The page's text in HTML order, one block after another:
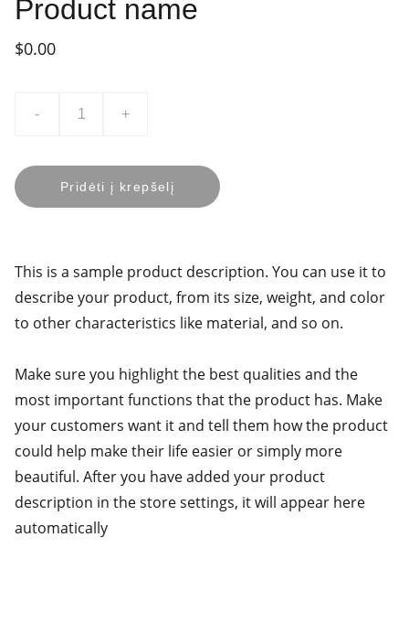
Product name
$0.00
- +
Pridėti į krepšelį
This is a sample product description. You can use it to
describe your product, from its size, weight, and color
to other characteristics like material, and so on.
Make sure you highlight the best qualities and the
most important functions that the product has. Make
your customers want it and tell them how the product
could help make their life easier or simply more
beautiful. After you have added your product
description in the store settings, it will appear here
automatically